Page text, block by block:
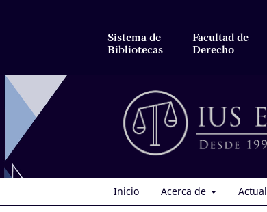
Sistema de
Bibliotecas
Facultad de
Derecho
Inicio Acerca de Actual